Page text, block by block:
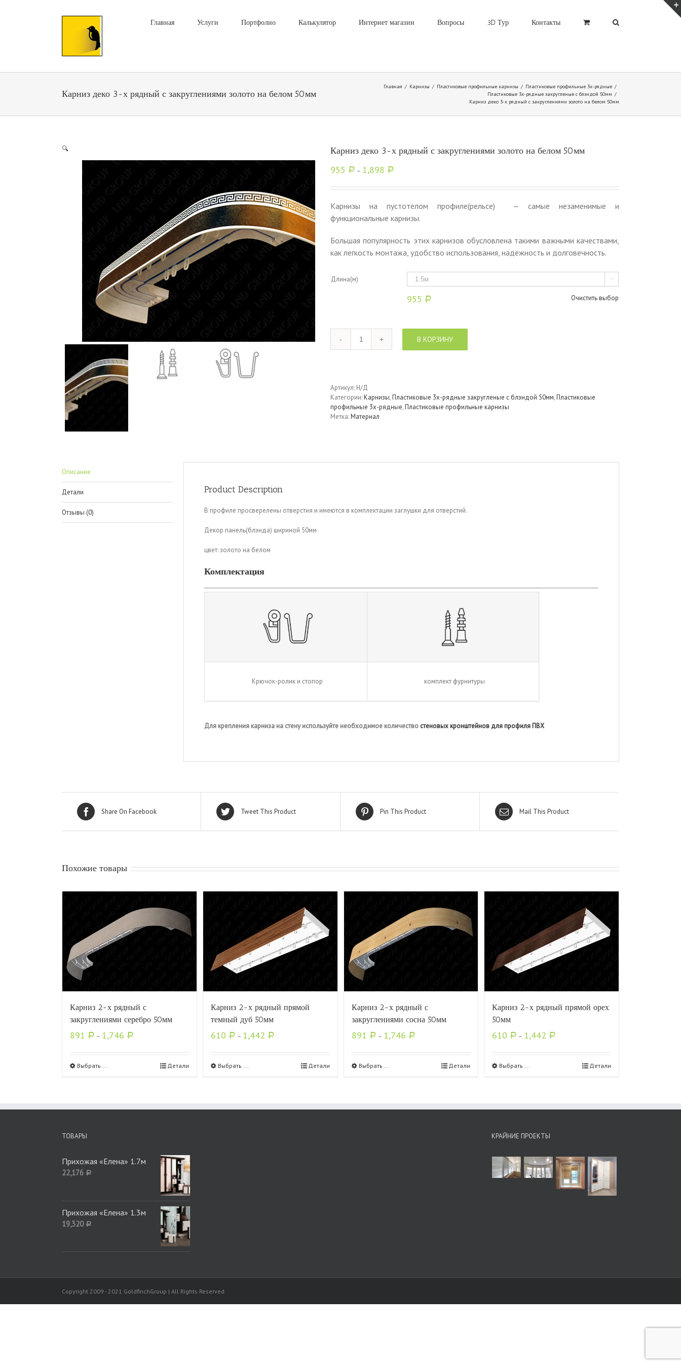
Главная Услуги Портфолио Калькулятор Интернет магазин Вопросы 3D Тур Контакты
Карниз деко 3-х рядный с закруглениями золото на белом 50мм
Главная / Карнизы / Пластиковые профильные карнизы / Пластиковые профильные 3х-рядные /
Пластиковые 3х-рядные закругленые с блэндой 50мм /
Карниз деко 3-х рядный с закруглениями золото на белом 50мм
🔍 Карниз деко 3-х рядный с закруглениями золото на белом 50мм
955 Р – 1,898 Р
Карнизы на пустотелом профиле(рельсе) — самые незаменимые и
функциональные карнизы.
Большая популярность этих карнизов обусловлена такими важными качествами,
как легкость монтажа, удобство использования, надежность и долговечность.
Длина(м) 
955 Р Очистить выбор
В КОРЗИНУ
Артикул: Н/Д
Категории:Карнизы,Пластиковые 3х-рядные закругленые с блэндой 50мм,Пластиковые
профильные 3х-рядные,Пластиковые профильные карнизы
Метка:Материал
Описание
Детали
Отзывы (0)
Product Description
В профиле просверелены отверстия и имеются в комплектации заглушки для отверстий.
Декор панель(блэнда) шириной 50мм
цвет: золото на белом
Комплектация
Крючок-ролик и стопор комплект фурнитуры
Для крепления карниза на стену используйте необходимое количество стеновых кронштейнов для профиля ПВХ
Share On Facebook Tweet This Product Pin This Product Mail This Product
Похожие товары
Карниз 2-х рядный с
закруглениями серебро 50мм
891 Р – 1,746 Р
Выбрать ... Детали
Карниз 2-х рядный прямой
темный дуб 50мм
610 Р – 1,442 Р
Выбрать ... Детали
Карниз 2-х рядный с
закруглениями сосна 50мм
891 Р – 1,746 Р
Выбрать ... Детали
Карниз 2-х рядный прямой орех
50мм
610 Р – 1,442 Р
Выбрать ... Детали
ТОВАРЫ
Прихожая «Елена» 1.7м
22,176 Р
Прихожая «Елена» 1.3м
19,320 Р
КРАЙНИЕ ПРОЕКТЫ
Copyright 2009 - 2021 GoldfinchGroup | All Rights Reserved